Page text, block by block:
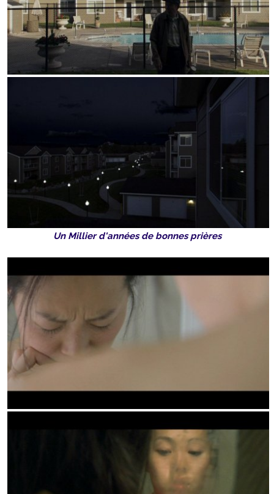
Un Millier d'années de bonnes prières